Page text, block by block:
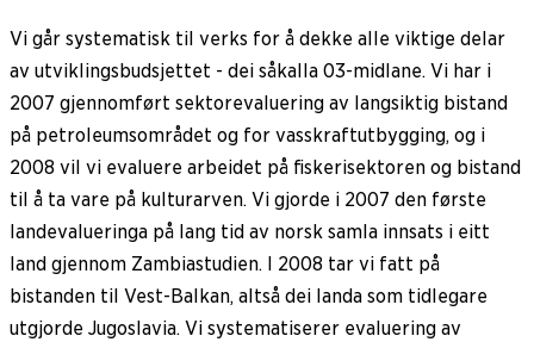
Vi går systematisk til verks for å dekke alle viktige delar
av utviklingsbudsjettet - dei såkalla 03-midlane. Vi har i
2007 gjennomført sektorevaluering av langsiktig bistand
på petroleumsområdet og for vasskraftutbygging, og i
2008 vil vi evaluere arbeidet på fiskerisektoren og bistand
til å ta vare på kulturarven. Vi gjorde i 2007 den første
landevalueringa på lang tid av norsk samla innsats i eitt
land gjennom Zambiastudien. I 2008 tar vi fatt på
bistanden til Vest-Balkan, altså dei landa som tidlegare
utgjorde Jugoslavia. Vi systematiserer evaluering av